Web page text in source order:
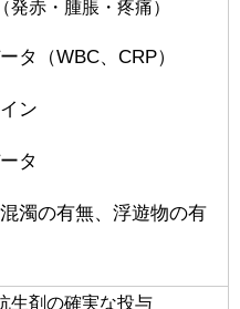
発赤・腫脹・疼痛）
タ（WBC、CRP）
ン
タ
濁の有無、浮遊物の有
生剤の確実な投与